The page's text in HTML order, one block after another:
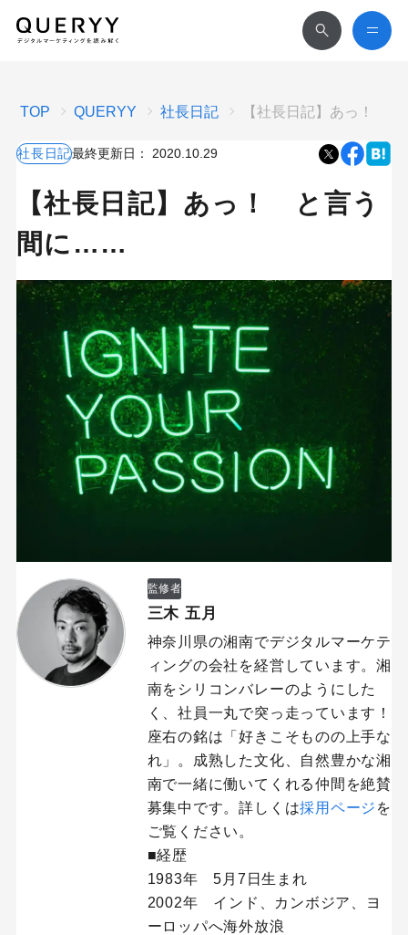
TOP QUERYY 社長日記 【社長日記】あっ！
社長日記最終更新日： 2020.10.29
【社長日記】あっ！ と言う
間に……
監修者
三木 五月
神奈川県の湘南でデジタルマーケテ
ィングの会社を経営しています。湘
南をシリコンバレーのようにした
く、社員一丸で突っ走っています！
座右の銘は「好きこそものの上手な
れ」。成熟した文化、自然豊かな湘
南で一緒に働いてくれる仲間を絶賛
募集中です。詳しくは採用ページ を
ご覧ください。
■経歴
1983年 5月7日生まれ
2002年 インド、カンボジア、ヨ
ーロッパへ海外放浪